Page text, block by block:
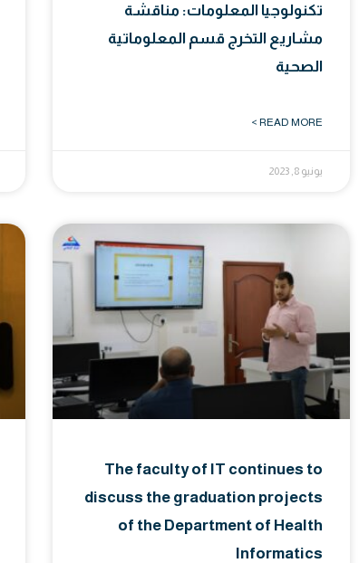
تكنولوجيا المعلومات: مناقشة
مشاريع التخرج قسم المعلوماتية
الصحية
READ MORE >
يونيو 8, 2023
The faculty of IT continues to
discuss the graduation projects
of the Department of Health
Informatics